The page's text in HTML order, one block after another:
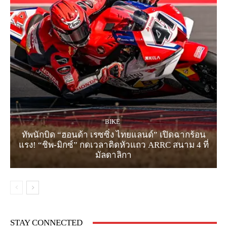
BIKE
ทัพนักบิด “ฮอนด้า เรซซิ่ง ไทยแลนด์” เปิดฉากร้อน
แรง! “ชิพ-มิกซ์” กดเวลาติดหัวแถว ARRC สนาม 4 ที่
มัลดาลิกา
STAY CONNECTED